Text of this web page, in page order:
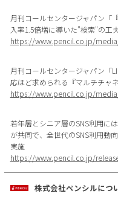
月刊コールセンタージャパン「
入率1.5倍増に導いた"検索"の工夫
https://www.pencil.co.jp/media/
月刊コールセンタージャパン「
応ほど求められる『マルチチャネ
https://www.pencil.co.jp/
若年層とシニア層のSNS利用に
が共同で、全世代のSNS利用動
実施
https://www.pencil.co.jp/
株式会社ペンシルにつ